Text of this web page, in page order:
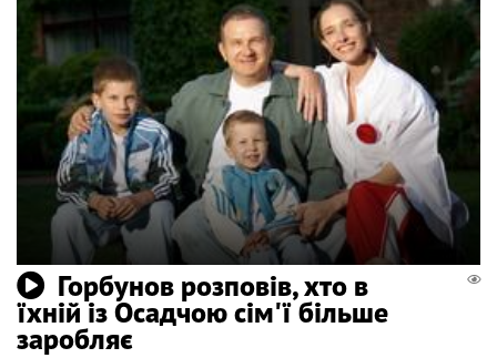
Горбунов розповів, хто в
їхній із Осадчою сім'ї більше
заробляє